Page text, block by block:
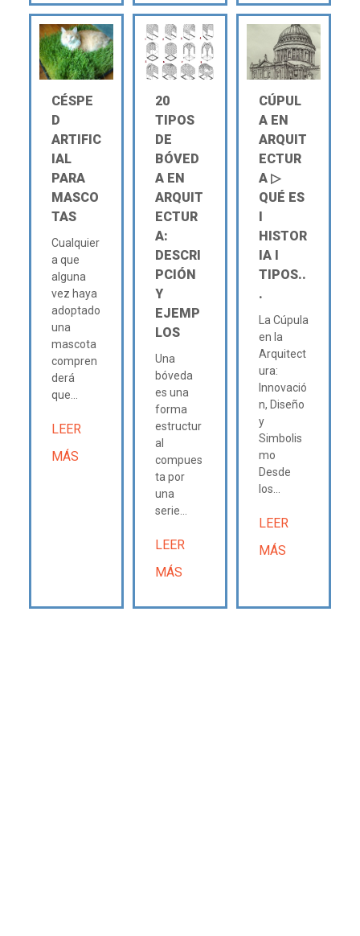
CÉSPE
D
ARTIFIC
IAL
PARA
MASCO
TAS
Cualquier
a que
alguna
vez haya
adoptado
una
mascota
compren
derá
que...
LEER
MÁS
20
TIPOS
DE
BÓVED
A EN
ARQUIT
ECTUR
A:
DESCRI
PCIÓN
Y
EJEMP
LOS
Una
bóveda
es una
forma
estructur
al
compues
ta por
una
serie...
LEER
MÁS
CÚPUL
A EN
ARQUIT
ECTUR
A ▷
QUÉ ES
HISTOR
IA Ι
TIPOS..
.
La Cúpula
en la
Arquitect
ura:
Innovació
n, Diseño
y
Simbolis
mo
Desde
los...
LEER
MÁS